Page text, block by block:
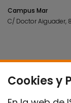
Cookies y
Campus Mar
C/ Doctor Aiguader,